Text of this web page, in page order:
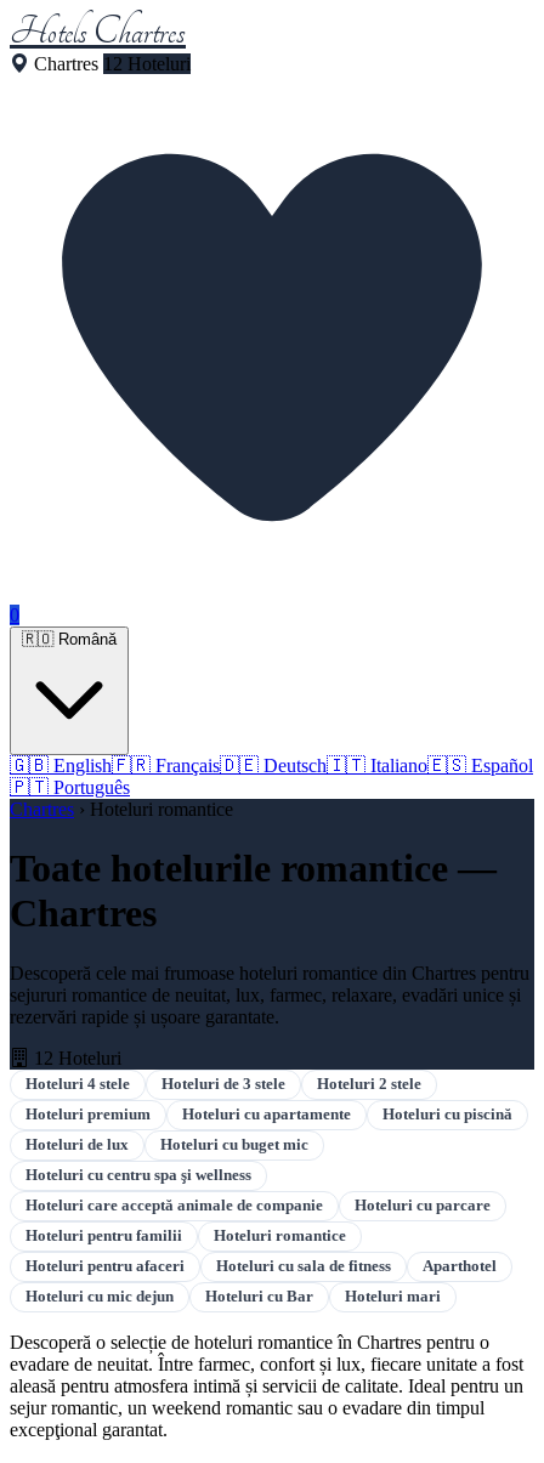
Hotels Chartres
Chartres 12 Hoteluri
0
🇷🇴 Română
🇬🇧 English🇫🇷 Français🇩🇪 Deutsch🇮🇹 Italiano🇪🇸 Español
🇵🇹 Português
Chartres › Hoteluri romantice
Toate hotelurile romantice —
Chartres
Descoperă cele mai frumoase hoteluri romantice din Chartres pentru
sejururi romantice de neuitat, lux, farmec, relaxare, evadări unice și
rezervări rapide și ușoare garantate.
12 Hoteluri
Hoteluri 4 stele Hoteluri de 3 stele
Hoteluri 2 stele
Hoteluri premium
Hoteluri cu apartamente
Hoteluri cu piscină
Hoteluri de lux
Hoteluri cu buget mic
Hoteluri cu centru spa şi wellness
Hoteluri care acceptă animale de companie
Hoteluri cu parcare
Hoteluri pentru familii
Hoteluri romantice
Hoteluri pentru afaceri
Hoteluri cu sala de fitness
Aparthotel
Hoteluri cu mic dejun
Hoteluri cu Bar Hoteluri mari
Descoperă o selecție de hoteluri romantice în Chartres pentru o
evadare de neuitat. Între farmec, confort și lux, fiecare unitate a fost
aleasă pentru atmosfera intimă și servicii de calitate. Ideal pentru un
sejur romantic, un weekend romantic sau o evadare din timpul
excepţional garantat.